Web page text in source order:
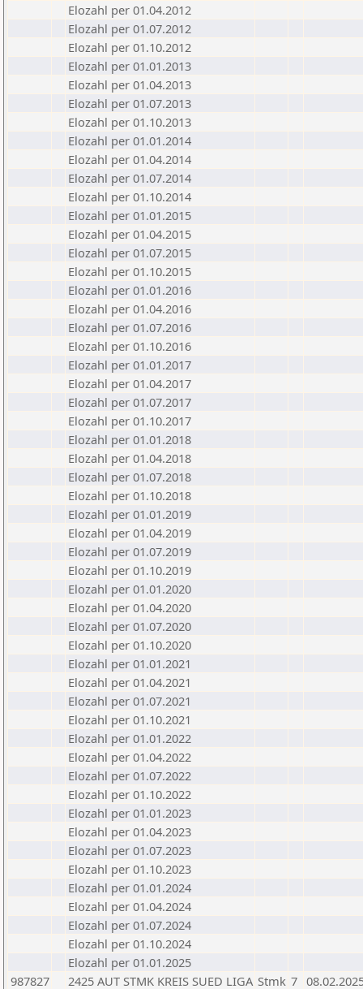
Elozahl per 01.04.2012
Elozahl per 01.07.2012
Elozahl per 01.10.2012
Elozahl per 01.01.2013
Elozahl per 01.04.2013
Elozahl per 01.07.2013
Elozahl per 01.10.2013
Elozahl per 01.01.2014
Elozahl per 01.04.2014
Elozahl per 01.07.2014
Elozahl per 01.10.2014
Elozahl per 01.01.2015
Elozahl per 01.04.2015
Elozahl per 01.07.2015
Elozahl per 01.10.2015
Elozahl per 01.01.2016
Elozahl per 01.04.2016
Elozahl per 01.07.2016
Elozahl per 01.10.2016
Elozahl per 01.01.2017
Elozahl per 01.04.2017
Elozahl per 01.07.2017
Elozahl per 01.10.2017
Elozahl per 01.01.2018
Elozahl per 01.04.2018
Elozahl per 01.07.2018
Elozahl per 01.10.2018
Elozahl per 01.01.2019
Elozahl per 01.04.2019
Elozahl per 01.07.2019
Elozahl per 01.10.2019
Elozahl per 01.01.2020
Elozahl per 01.04.2020
Elozahl per 01.07.2020
Elozahl per 01.10.2020
Elozahl per 01.01.2021
Elozahl per 01.04.2021
Elozahl per 01.07.2021
Elozahl per 01.10.2021
Elozahl per 01.01.2022
Elozahl per 01.04.2022
Elozahl per 01.07.2022
Elozahl per 01.10.2022
Elozahl per 01.01.2023
Elozahl per 01.04.2023
Elozahl per 01.07.2023
Elozahl per 01.10.2023
Elozahl per 01.01.2024
Elozahl per 01.04.2024
Elozahl per 01.07.2024
Elozahl per 01.10.2024
Elozahl per 01.01.2025
987827
2425 AUT STMK KREIS SUED LIGA Stmk 7